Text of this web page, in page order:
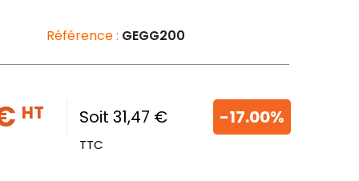
Référence : GEGG200
HT Soit 31,47 €
TTC
-17.00%